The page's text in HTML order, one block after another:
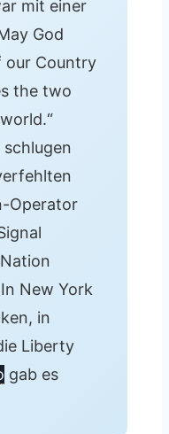
mit einer
God
our Country
the two
Operator
New York
in
Liberty
gab es